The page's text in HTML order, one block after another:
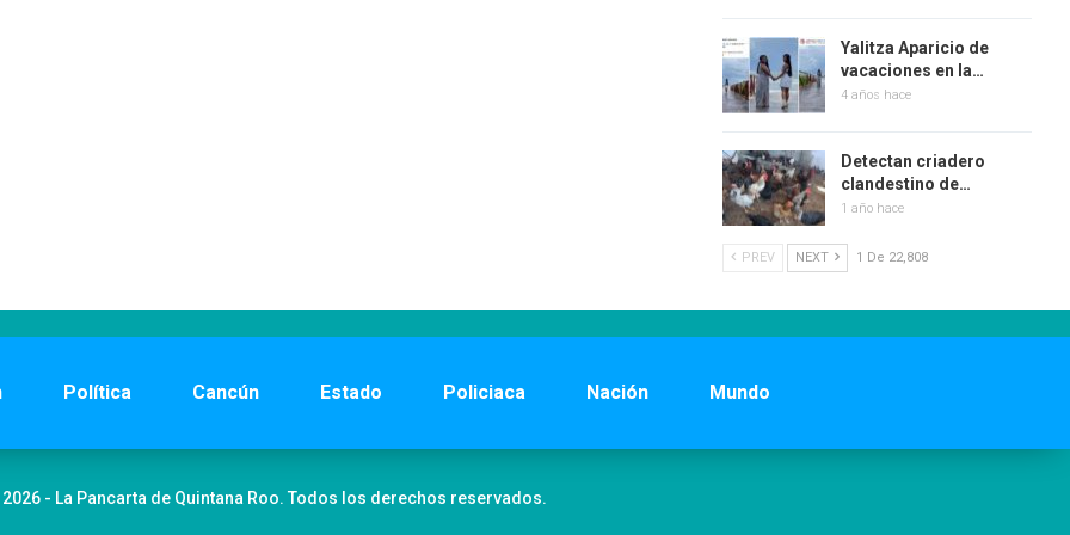
Yalitza Aparicio de
vacaciones en la…
4 años hace
Detectan criadero
clandestino de…
1 año hace
PREV NEXT 1 De 22,808
Política Cancún Estado Policiaca Nación Mundo
- La Pancarta de Quintana Roo. Todos los derechos reservados.